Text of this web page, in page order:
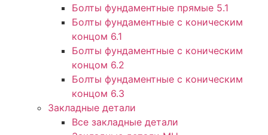
Болты фундаментные прямые 5.1
Болты фундаментные с коническим
концом 6.1
Болты фундаментные с коническим
концом 6.2
Болты фундаментные с коническим
концом 6.3
Закладные детали
Все закладные детали